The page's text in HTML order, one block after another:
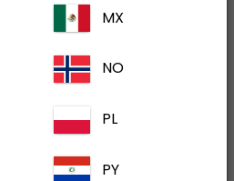
MX
NO
PL
PY